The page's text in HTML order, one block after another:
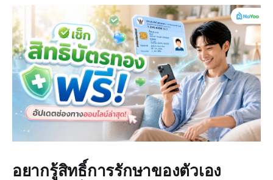
อยากรู้สิทธิ์การรักษาของตัวเอง